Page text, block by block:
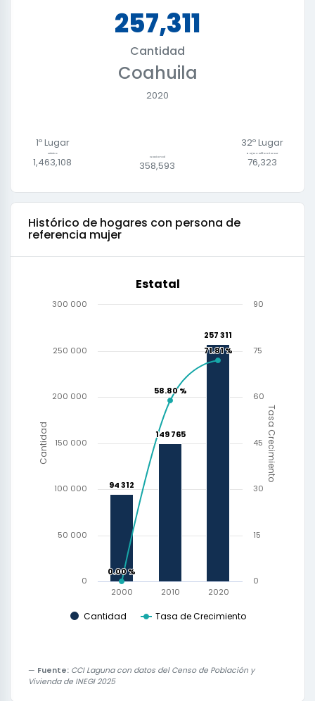
257,311
Cantidad
Coahuila
2020
1º Lugar
México
1,463,108 Nacional
358,593
32º Lugar
Baja California Sur
76,323
Histórico de hogares con persona de
referencia mujer
Cantidad Tasa Crecimiento
Estatal
94 312
94 312
149 765
149 765
257 311
257 311
0.00 %
0.00 %
58.80 %
58.80 %
71.81 %
71.81 %
Cantidad Tasa de Crecimiento
2000 2010 2020
0
50 000
100 000
150 000
200 000
250 000
300 000
0
15
30
45
60
75
90
Fuente: CCI Laguna con datos del Censo de Población y
Vivienda de INEGI 2025